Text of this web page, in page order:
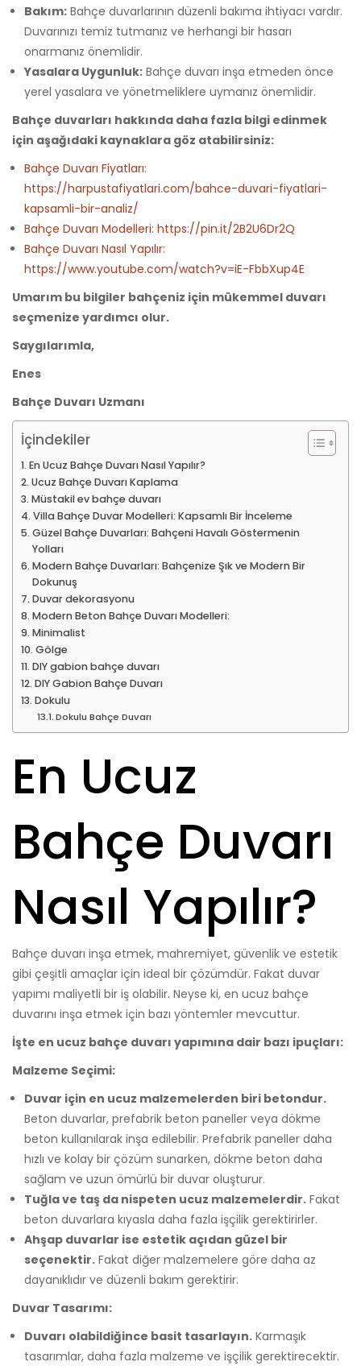
Bakım: Bahçe duvarlarının düzenli bakıma ihtiyacı vardır.
Duvarınızı temiz tutmanız ve herhangi bir hasarı
onarmanız önemlidir.
Yasalara Uygunluk: Bahçe duvarı inşa etmeden önce
yerel yasalara ve yönetmeliklere uymanız önemlidir.
Bahçe duvarları hakkında daha fazla bilgi edinmek
için aşağıdaki kaynaklara göz atabilirsiniz:
Bahçe Duvarı Fiyatları:
https://harpustafiyatlari.com/bahce-duvari-fiyatlari-
kapsamli-bir-analiz/
Bahçe Duvarı Modelleri: https://pin.it/2B2U6Dr2Q
Bahçe Duvarı Nasıl Yapılır:
https://www.youtube.com/watch?v=iE-FbbXup4E
Umarım bu bilgiler bahçeniz için mükemmel duvarı
seçmenize yardımcı olur.
Saygılarımla,
Enes
Bahçe Duvarı Uzmanı
İçindekiler
En Ucuz Bahçe Duvarı Nasıl Yapılır?
Ucuz Bahçe Duvarı Kaplama
Müstakil ev bahçe duvarı
Villa Bahçe Duvar Modelleri: Kapsamlı Bir İnceleme
Güzel Bahçe Duvarları: Bahçeni Havalı Göstermenin
Yolları
Modern Bahçe Duvarları: Bahçenize Şık ve Modern Bir
Dokunuş
Duvar dekorasyonu
Modern Beton Bahçe Duvarı Modelleri:
Minimalist
Gölge
DIY gabion bahçe duvarı
DIY Gabion Bahçe Duvarı
Dokulu
Dokulu Bahçe Duvarı
En Ucuz
Bahçe Duvarı
Nasıl Yapılır?
Bahçe duvarı inşa etmek, mahremiyet, güvenlik ve estetik
gibi çeşitli amaçlar için ideal bir çözümdür. Fakat duvar
yapımı maliyetli bir iş olabilir. Neyse ki, en ucuz bahçe
duvarını inşa etmek için bazı yöntemler mevcuttur.
İşte en ucuz bahçe duvarı yapımına dair bazı ipuçları:
Malzeme Seçimi:
Duvar için en ucuz malzemelerden biri betondur.
Beton duvarlar, prefabrik beton paneller veya dökme
beton kullanılarak inşa edilebilir. Prefabrik paneller daha
hızlı ve kolay bir çözüm sunarken, dökme beton daha
sağlam ve uzun ömürlü bir duvar oluşturur.
Tuğla ve taş da nispeten ucuz malzemelerdir. Fakat
beton duvarlara kıyasla daha fazla işçilik gerektirirler.
Ahşap duvarlar ise estetik açıdan güzel bir
seçenektir. Fakat diğer malzemelere göre daha az
dayanıklıdır ve düzenli bakım gerektirir.
Duvar Tasarımı:
Duvarı olabildiğince basit tasarlayın. Karmaşık
tasarımlar, daha fazla malzeme ve işçilik gerektirecektir.